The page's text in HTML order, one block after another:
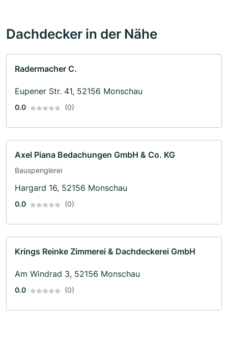
Dachdecker in der Nähe
Radermacher C.
Eupener Str. 41, 52156 Monschau
0.0 (0)
Axel Piana Bedachungen GmbH & Co. KG
Bauspenglerei
Hargard 16, 52156 Monschau
0.0 (0)
Krings Reinke Zimmerei & Dachdeckerei GmbH
Am Windrad 3, 52156 Monschau
0.0 (0)